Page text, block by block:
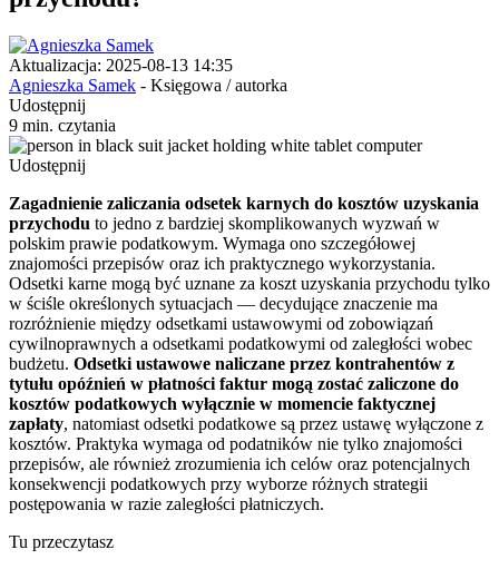
Aktualizacja: 2025-08-13 14:35
Agnieszka Samek - Księgowa / autorka
Udostępnij
9 min. czytania
Udostępnij
Zagadnienie zaliczania odsetek karnych do kosztów uzyskania
przychodu to jedno z bardziej skomplikowanych wyzwań w
polskim prawie podatkowym. Wymaga ono szczegółowej
znajomości przepisów oraz ich praktycznego wykorzystania.
Odsetki karne mogą być uznane za koszt uzyskania przychodu tylko
w ściśle określonych sytuacjach — decydujące znaczenie ma
rozróżnienie między odsetkami ustawowymi od zobowiązań
cywilnoprawnych a odsetkami podatkowymi od zaległości wobec
budżetu. Odsetki ustawowe naliczane przez kontrahentów z
tytułu opóźnień w płatności faktur mogą zostać zaliczone do
kosztów podatkowych wyłącznie w momencie faktycznej
zapłaty, natomiast odsetki podatkowe są przez ustawę wyłączone z
kosztów. Praktyka wymaga od podatników nie tylko znajomości
przepisów, ale również zrozumienia ich celów oraz potencjalnych
konsekwencji podatkowych przy wyborze różnych strategii
postępowania w razie zaległości płatniczych.
Tu przeczytasz